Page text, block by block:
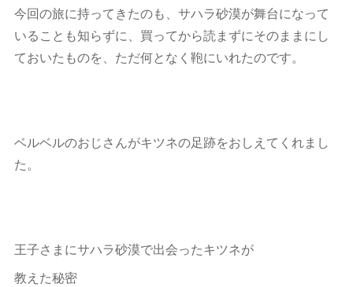
今回の旅に持ってきたのも、サハラ砂漠が舞台になって
いることも知らずに、買ってから読まずにそのままにし
ておいたものを、ただ何となく鞄にいれたのです。
ベルベルのおじさんがキツネの足跡をおしえてくれまし
た。
王子さまにサハラ砂漠で出会ったキツネが
教えた秘密